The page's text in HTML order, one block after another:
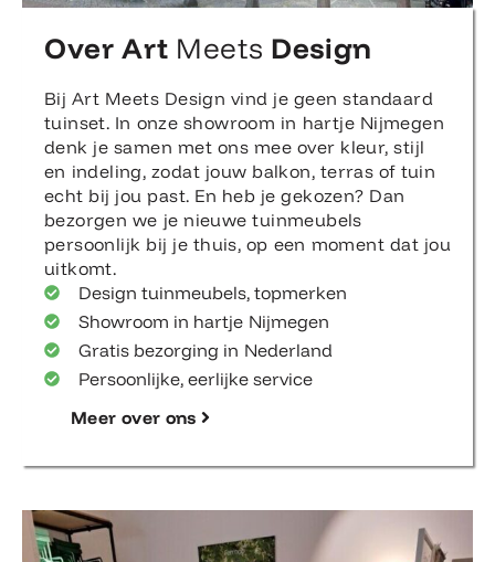
Over Art Meets Design
Bij Art Meets Design vind je geen standaard
tuinset. In onze showroom in hartje Nijmegen
denk je samen met ons mee over kleur, stijl
en indeling, zodat jouw balkon, terras of tuin
echt bij jou past. En heb je gekozen? Dan
bezorgen we je nieuwe tuinmeubels
persoonlijk bij je thuis, op een moment dat jou
uitkomt.
Design tuinmeubels, topmerken
Showroom in hartje Nijmegen
Gratis bezorging in Nederland
Persoonlijke, eerlijke service
Meer over ons